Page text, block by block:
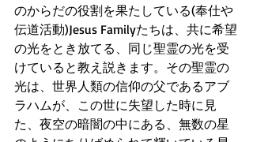
のからだの役割を果たしている(奉仕や
伝道活動)Jesus Familyたちは、共に希望
の光をとき放てる、同じ聖霊の光を受
けていると教え説きます。その聖霊の
光は、世界人類の信仰の父であるアブ
ラハムが、この世に失望した時に見
た、夜空の暗闇の中にある、無数の星